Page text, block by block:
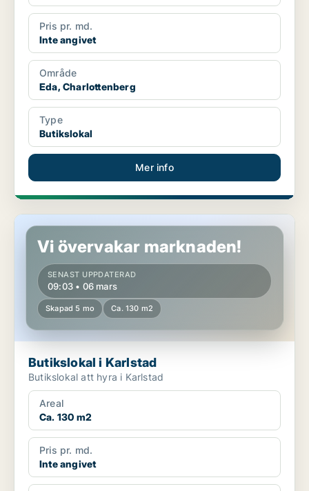
Pris pr. md.
Inte angivet
Område
Eda, Charlottenberg
Type
Butikslokal
Mer info
Butikslokal i Karlstad
Vi övervakar marknaden!
SENAST UPPDATERAD
09:03 • 06 mars
Skapad 5 mo Ca. 130 m2
Butikslokal i Karlstad
Butikslokal att hyra i Karlstad
Areal
Ca. 130 m2
Pris pr. md.
Inte angivet